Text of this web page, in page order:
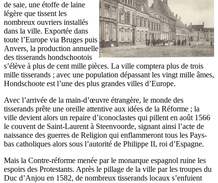
de saie, une étoffe de laine
légère que tissent les
nombreux ouvriers installés
dans la ville. Exportée dans
toute l’Europe via Bruges puis
Anvers, la production annuelle
des tisserands hondschootois
s’élève à plus de cent mille pièces. La ville comptera plus de trois
mille tisserands ; avec une population dépassant les vingt mille âmes,
Hondschoote est l’une des plus grandes villes d’Europe.
Avec l’arrivée de la main-d’œuvre étrangère, le monde des
tisserands prête une oreille attentive aux idées de la Réforme ; la
ville devient alors un repaire d’iconoclastes qui pillent en août 1566
le couvent de Saint-Laurent à Steenvoorde, signant ainsi l’acte de
naissance des guerres de Religion qui enflammeront tous les Pays-
bas catholiques alors sous l’autorité de Philippe II, roi d’Espagne.
Mais la Contre-réforme menée par le monarque espagnol ruine les
espoirs des Protestants. Après le pillage de la ville par les troupes du
Duc d’Anjou en 1582, de nombreux tisserands locaux s’enfuient